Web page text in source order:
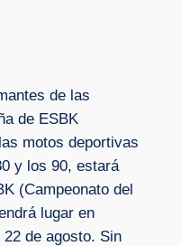
de las
de ESBK
motos deportivas
y los 90, estará
(Campeonato del
lugar en
de agosto. Sin